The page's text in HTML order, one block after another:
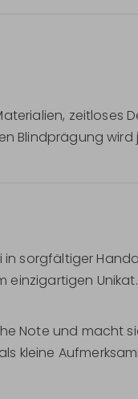
zeitloses
Blindprägung
sorgfältiger
einzigartigen Unikat.
Note und macht
kleine